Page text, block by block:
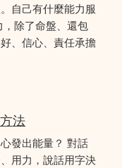
自己有什麼能力服
除了命盤、還包
、信心、責任承擔
法
發出能量？ 對話
用力，說話用字決